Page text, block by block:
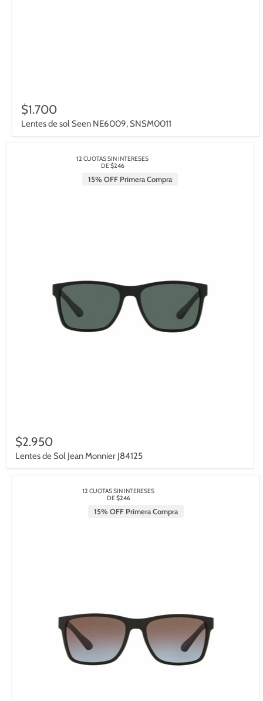
$1.700
Lentes de sol Seen NE6009, SNSM0011
12 CUOTAS SIN INTERESES
DE$246
15% OFF Primera Compra
$2.950
Lentes de Sol Jean Monnier J84125
12 CUOTAS SIN INTERESES
DE$246
15% OFF Primera Compra